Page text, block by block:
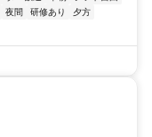
夜間 研修あり
夕方